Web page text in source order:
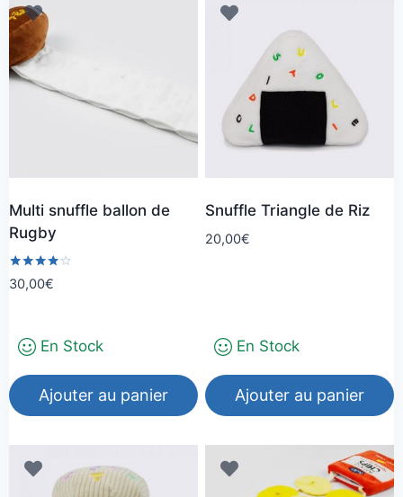
Multi snuffle ballon de
Rugby
Note
4.00
30,00€
En Stock
Ajouter au panier
Snuffle Triangle de Riz
20,00€
En Stock
Ajouter au panier